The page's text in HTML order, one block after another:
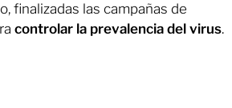
finalizadas las campañas de
controlar la prevalencia del virus.